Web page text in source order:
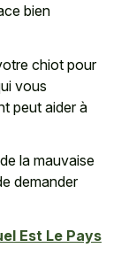
bien
chiot pour
vous
peut aider à
la mauvaise
demander
Est Le Pays